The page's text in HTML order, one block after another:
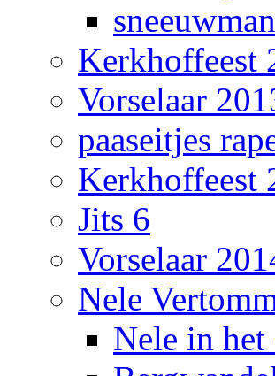
Kerkhoffeest
Vorselaar
paaseitjes
Kerkhoffeest
Jits 6
Vorselaar
Nele
Nele in het